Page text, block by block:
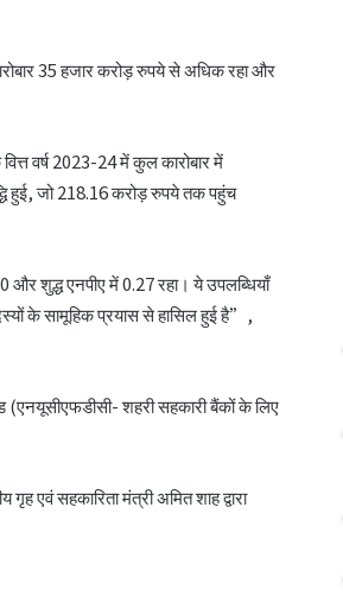
35 हजार करोड़ रुपये से अधिक रहा और
वर्ष 2023-24 में कुल कारोबार में
हुई, जो 218.16 करोड़ रुपये तक पहुंच
शुद्ध एनपीए में 0.27 रहा। ये उपलब्धियाँ
के सामूहिक प्रयास से हासिल हुई है”,
(एनयूसीएफडीसी- शहरी सहकारी बैंकों के लिए
एवं सहकारिता मंत्री अमित शाह द्वारा
जीसी के 15 सदस्यों के चुनाव
तेजी से विस्तार, 16 संस्थान संबद्ध; 350